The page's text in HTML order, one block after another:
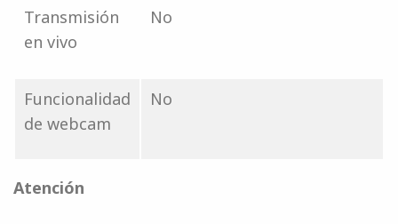
Transmisión
en vivo
No
Funcionalidad
de webcam
No
Atención